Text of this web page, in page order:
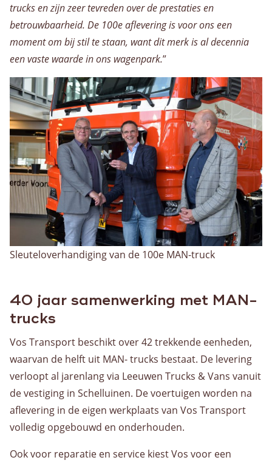
Historie
Organisatie
Kwaliteit
Privacybeleid
Nieuws
Contact
Contactpersonen
trucks en zijn zeer tevreden over de prestaties en
betrouwbaarheid. De 100e aflevering is voor ons een
moment om bij stil te staan, want dit merk is al decennia
een vaste waarde in ons wagenpark.”
Sleuteloverhandiging van de 100e MAN-truck
40 jaar samenwerking met MAN-
trucks
Vos Transport beschikt over 42 trekkende eenheden,
waarvan de helft uit MAN- trucks bestaat. De levering
verloopt al jarenlang via Leeuwen Trucks & Vans vanuit
de vestiging in Schelluinen. De voertuigen worden na
aflevering in de eigen werkplaats van Vos Transport
volledig opgebouwd en onderhouden.
Ook voor reparatie en service kiest Vos voor een